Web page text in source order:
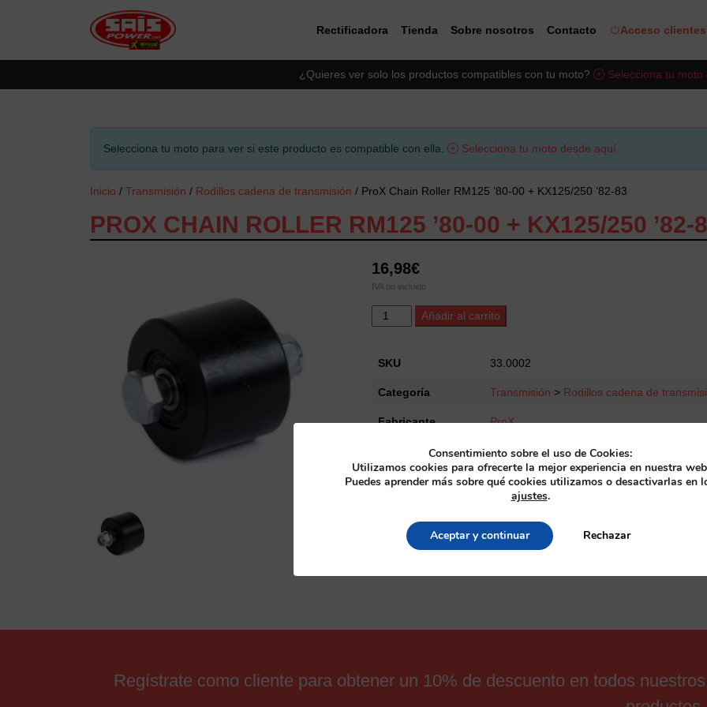
Rectificadora Tienda Sobre nosotros Contacto Acceso clientes
¿Quieres ver solo los productos compatibles con tu moto? Selecciona tu moto
Selecciona tu moto para ver si este producto es compatible con ella. Selecciona tu moto desde aquí
Inicio / Transmisión / Rodillos cadena de transmisión / ProX Chain Roller RM125 ’80-00 + KX125/250 ’82-83
PROX CHAIN ROLLER RM125 ’80-00 + KX125/250 ’82-
16,98€
IVA no incluido
ProX
Chain
RM125
00
83
cantidad
Añadir al carrito
SKU 33.0002
Categoría Transmisión > Rodillos cadena de
Fabricante ProX
Regístrate como cliente para obtener un 10% de descuento en todos nuestros
Consentimiento sobre el uso de Cookies:
Utilizamos cookies para ofrecerte la mejor experiencia en nuestra
Puedes aprender más sobre qué cookies utilizamos o desactivarlas en
ajustes.
Aceptar y continuar Rechazar